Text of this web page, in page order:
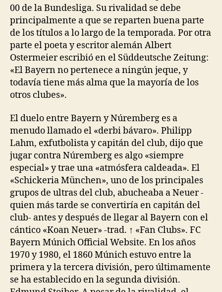
00 de la Bundesliga. Su rivalidad se debe
principalmente a que se reparten buena parte
de los títulos a lo largo de la temporada. Por otra
parte el poeta y escritor alemán Albert
Ostermeier escribió en el Süddeutsche Zeitung:
«El Bayern no pertenece a ningún jeque, y
todavía tiene más alma que la mayoría de los
otros clubes».
El duelo entre Bayern y Núremberg es a
menudo llamado el «derbi bávaro». Philipp
Lahm, exfutbolista y capitán del club, dijo que
jugar contra Núremberg es algo «siempre
especial» y trae una «atmósfera caldeada». El
«Schickeria München», uno de los principales
grupos de ultras del club, abucheaba a Neuer -
quien más tarde se convertiría en capitán del
club- antes y después de llegar al Bayern con el
cántico «Koan Neuer» -trad. ↑ «Fan Clubs». FC
Bayern Múnich Official Website. En los años
1970 y 1980, el 1860 Múnich estuvo entre la
primera y la tercera división, pero últimamente
se ha establecido en la segunda división.